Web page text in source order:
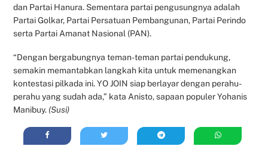
dan Partai Hanura. Sementara partai pengusungnya adalah
Partai Golkar, Partai Persatuan Pembangunan, Partai Perindo
serta Partai Amanat Nasional (PAN).
“Dengan bergabungnya teman-teman partai pendukung,
semakin memantabkan langkah kita untuk memenangkan
kontestasi pilkada ini. YO JOIN siap berlayar dengan perahu-
perahu yang sudah ada,” kata Anisto, sapaan populer Yohanis
Manibuy. (Susi)